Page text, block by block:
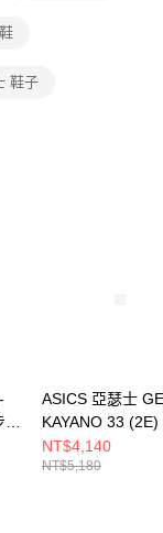
後付」服務完成之交
同意方可使用
戶狀況，依本公司即
鞋子
ASICS 亞瑟士
KAYANO 33
步鞋
NT$4,140
NT$5,180